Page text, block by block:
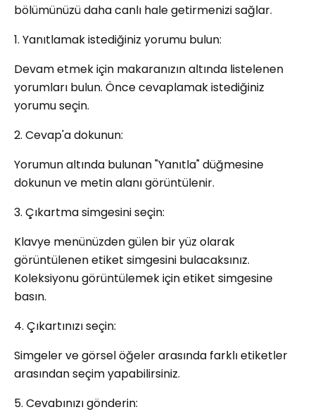
bölümünüzü daha canlı hale getirmenizi sağlar.
1. Yanıtlamak istediğiniz yorumu bulun:
Devam etmek için makaranızın altında listelenen
yorumları bulun. Önce cevaplamak istediğiniz
yorumu seçin.
2. Cevap'a dokunun:
Yorumun altında bulunan "Yanıtla" düğmesine
dokunun ve metin alanı görüntülenir.
3. Çıkartma simgesini seçin:
Klavye menünüzden gülen bir yüz olarak
görüntülenen etiket simgesini bulacaksınız.
Koleksiyonu görüntülemek için etiket simgesine
basın.
4. Çıkartınızı seçin:
Simgeler ve görsel öğeler arasında farklı etiketler
arasından seçim yapabilirsiniz.
5. Cevabınızı gönderin: